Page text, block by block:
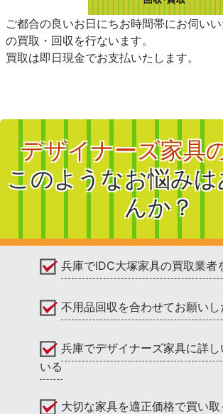
ご都合の良いお日にちお時間帯にお伺い
の買取・回収を行ないます。
買取は即日現金でお支払いたします。
デザイナーズ家具
このようなお悩み
んか？
兵庫でIDC大塚家具の買取業者
不用品回収を合わせてお願いし
兵庫でデザイナーズ家具に詳
いる
大切な家具を適正価格で買い